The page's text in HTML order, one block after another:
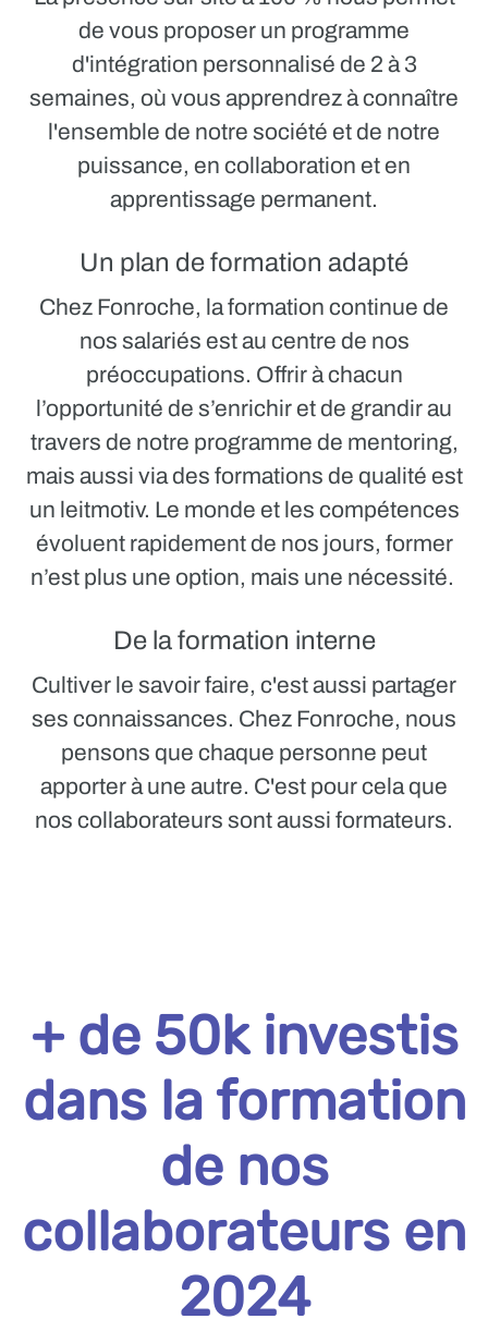
de vous proposer un programme
d'intégration personnalisé de 2 à 3
semaines, où vous apprendrez à connaître
l'ensemble de notre société et de notre
puissance, en collaboration et en
apprentissage permanent.
Un plan de formation adapté
Chez Fonroche, la formation continue de
nos salariés est au centre de nos
préoccupations. Offrir à chacun
l’opportunité de s’enrichir et de grandir au
travers de notre programme de mentoring,
mais aussi via des formations de qualité est
un leitmotiv. Le monde et les compétences
évoluent rapidement de nos jours, former
n’est plus une option, mais une nécessité.
De la formation interne
Cultiver le savoir faire, c'est aussi partager
ses connaissances. Chez Fonroche, nous
pensons que chaque personne peut
apporter à une autre. C'est pour cela que
nos collaborateurs sont aussi formateurs.
+ de 50k investis
dans la formation
de nos
collaborateurs en
2024